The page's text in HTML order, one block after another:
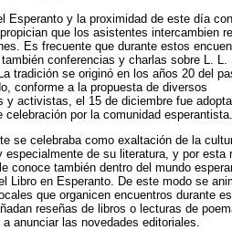
Esperanto y la proximidad de este día
que los asistentes intercambien
Es frecuente que durante estos
conferencias y charlas sobre L. L.
tradición se originó en los años 20 del
conforme a la propuesta de diversos
y activistas, el 15 de diciembre fue
celebración por la comunidad esperantista.
se celebraba como exaltación de la
especialmente de su literatura, y por esta
conoce también dentro del mundo
Libro en Esperanto. De este modo se
que organicen encuentros durante
reseñas de libros o lecturas de
anunciar las novedades editoriales.